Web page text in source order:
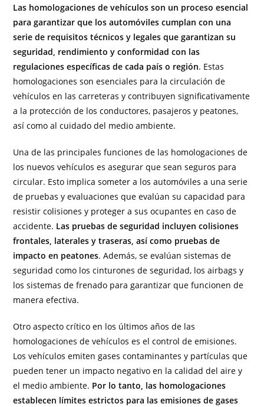
Las homologaciones de vehículos son un proceso esencial
para garantizar que los automóviles cumplan con una
serie de requisitos técnicos y legales que garantizan su
seguridad, rendimiento y conformidad con las
regulaciones específicas de cada país o región. Estas
homologaciones son esenciales para la circulación de
vehículos en las carreteras y contribuyen significativamente
a la protección de los conductores, pasajeros y peatones,
así como al cuidado del medio ambiente.
Una de las principales funciones de las homologaciones de
los nuevos vehículos es asegurar que sean seguros para
circular. Esto implica someter a los automóviles a una serie
de pruebas y evaluaciones que evalúan su capacidad para
resistir colisiones y proteger a sus ocupantes en caso de
accidente. Las pruebas de seguridad incluyen colisiones
frontales, laterales y traseras, así como pruebas de
impacto en peatones. Además, se evalúan sistemas de
seguridad como los cinturones de seguridad, los airbags y
los sistemas de frenado para garantizar que funcionen de
manera efectiva.
Otro aspecto crítico en los últimos años de las
homologaciones de vehículos es el control de emisiones.
Los vehículos emiten gases contaminantes y partículas que
pueden tener un impacto negativo en la calidad del aire y
el medio ambiente. Por lo tanto, las homologaciones
establecen límites estrictos para las emisiones de gases